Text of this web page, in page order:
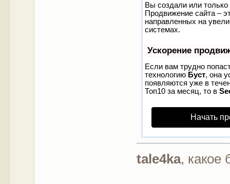
Вы создали или только
Продвижение сайта –
направленных на
системах.
Ускорение
Если вам трудно
технологию Буст, она
появляются уже в
Топ10 за месяц, то в
Начать
tale4ka, какое